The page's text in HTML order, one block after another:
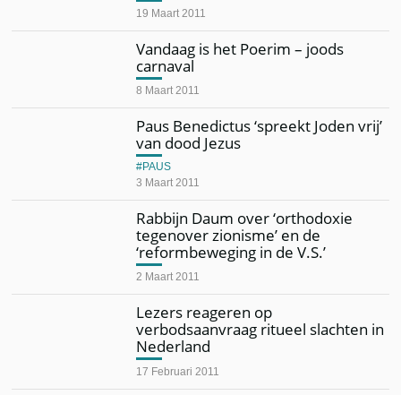
19 Maart 2011
Vandaag is het Poerim – joods
carnaval
8 Maart 2011
Paus Benedictus ‘spreekt Joden vrij’
van dood Jezus
3 Maart 2011
PAUS
Rabbijn Daum over ‘orthodoxie
tegenover zionisme’ en de
‘reformbeweging in de V.S.’
2 Maart 2011
Lezers reageren op
verbodsaanvraag ritueel slachten in
Nederland
17 Februari 2011